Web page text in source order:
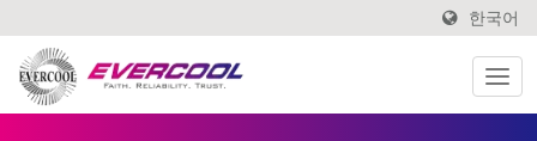
한국어